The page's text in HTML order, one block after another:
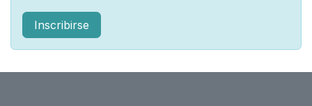
Inscribirse